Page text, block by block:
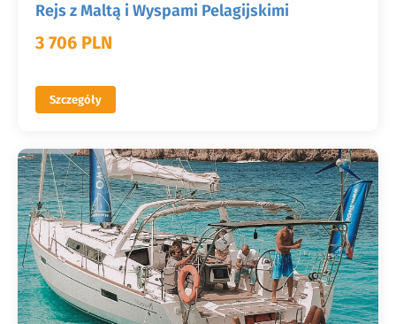
Rejs z Maltą i Wyspami Pelagijskimi
3 706 PLN
Szczegóły